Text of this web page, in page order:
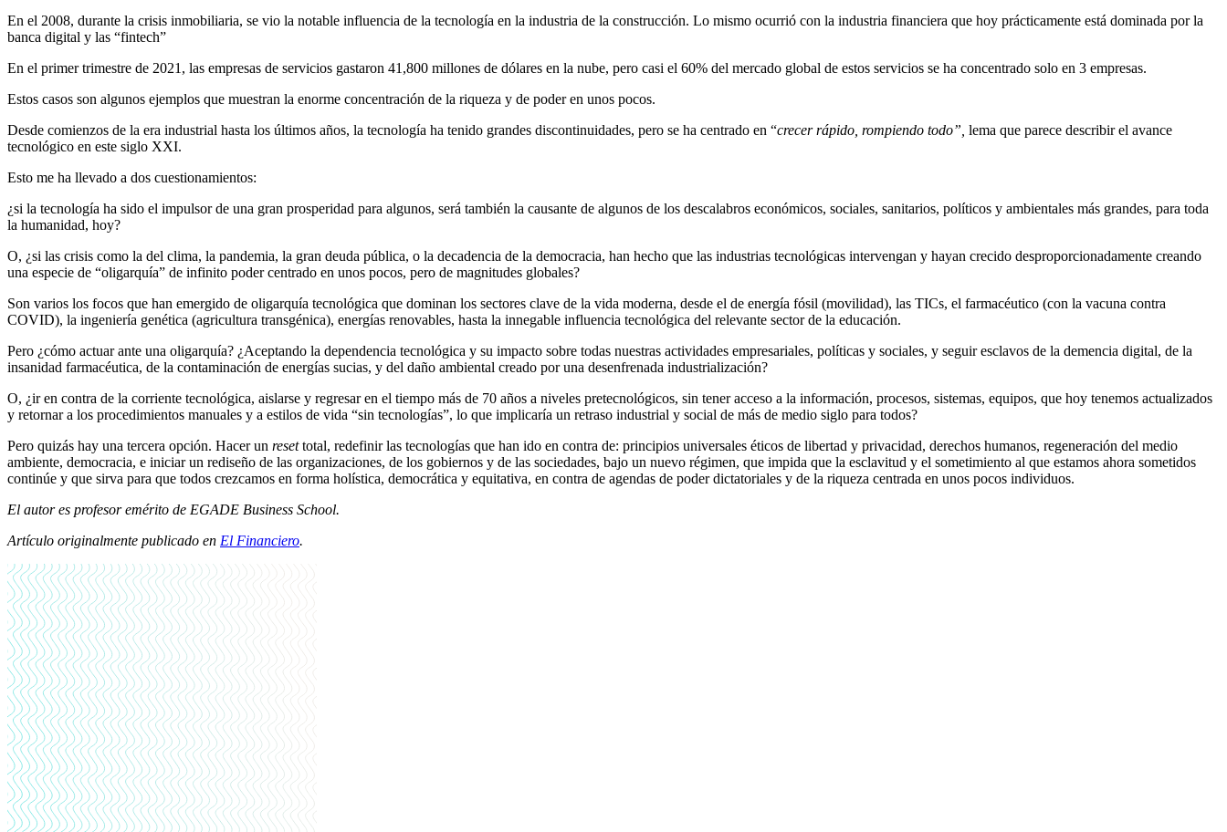
En el 2008, durante la crisis inmobiliaria, se vio la notable influencia de la tecnología en la industria de la construcción. Lo mismo ocurrió con la industria financiera que hoy prácticamente está dominada por la
banca digital y las “fintech”
En el primer trimestre de 2021, las empresas de servicios gastaron 41,800 millones de dólares en la nube, pero casi el 60% del mercado global de estos servicios se ha concentrado solo en 3 empresas.
Estos casos son algunos ejemplos que muestran la enorme concentración de la riqueza y de poder en unos pocos.
Desde comienzos de la era industrial hasta los últimos años, la tecnología ha tenido grandes discontinuidades, pero se ha centrado en “crecer rápido, rompiendo todo”, lema que parece describir el avance
tecnológico en este siglo XXI.
Esto me ha llevado a dos cuestionamientos:
¿si la tecnología ha sido el impulsor de una gran prosperidad para algunos, será también la causante de algunos de los descalabros económicos, sociales, sanitarios, políticos y ambientales más grandes, para toda
la humanidad, hoy?
O, ¿si las crisis como la del clima, la pandemia, la gran deuda pública, o la decadencia de la democracia, han hecho que las industrias tecnológicas intervengan y hayan crecido desproporcionadamente creando
una especie de “oligarquía” de infinito poder centrado en unos pocos, pero de magnitudes globales?
Son varios los focos que han emergido de oligarquía tecnológica que dominan los sectores clave de la vida moderna, desde el de energía fósil (movilidad), las TICs, el farmacéutico (con la vacuna contra
COVID), la ingeniería genética (agricultura transgénica), energías renovables, hasta la innegable influencia tecnológica del relevante sector de la educación.
Pero ¿cómo actuar ante una oligarquía? ¿Aceptando la dependencia tecnológica y su impacto sobre todas nuestras actividades empresariales, políticas y sociales, y seguir esclavos de la demencia digital, de la
insanidad farmacéutica, de la contaminación de energías sucias, y del daño ambiental creado por una desenfrenada industrialización?
O, ¿ir en contra de la corriente tecnológica, aislarse y regresar en el tiempo más de 70 años a niveles pretecnológicos, sin tener acceso a la información, procesos, sistemas, equipos, que hoy tenemos actualizados
y retornar a los procedimientos manuales y a estilos de vida “sin tecnologías”, lo que implicaría un retraso industrial y social de más de medio siglo para todos?
Pero quizás hay una tercera opción. Hacer un resettotal, redefinir las tecnologías que han ido en contra de: principios universales éticos de libertad y privacidad, derechos humanos, regeneración del medio
ambiente, democracia, e iniciar un rediseño de las organizaciones, de los gobiernos y de las sociedades, bajo un nuevo régimen, que impida que la esclavitud y el sometimiento al que estamos ahora sometidos
continúe y que sirva para que todos crezcamos en forma holística, democrática y equitativa, en contra de agendas de poder dictatoriales y de la riqueza centrada en unos pocos individuos.
El autor es profesor emérito de EGADE Business School.
Artículo originalmente publicado en El Financiero.